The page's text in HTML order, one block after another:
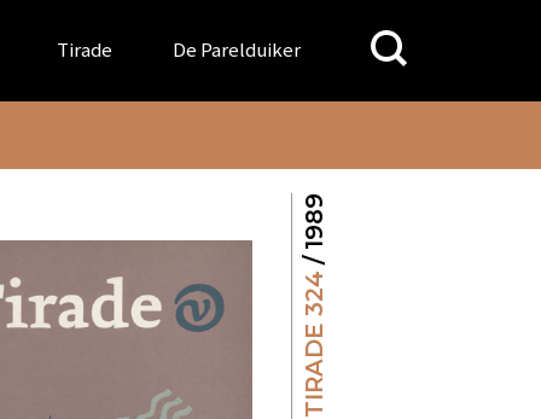
Tirade De Parelduiker
Search
for:
TIRADE 324
/ 1989